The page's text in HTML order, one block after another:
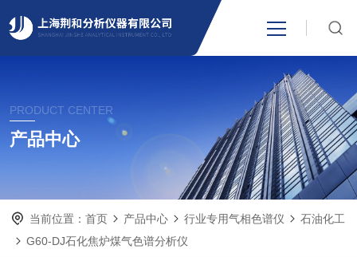
关于我们
新闻资讯
PRODUCT CENTER
产品中心
当前位置：首页 产品中心 行业专用气相色谱仪
石油化工
G60-DJ石化焦炉煤气色谱分析仪